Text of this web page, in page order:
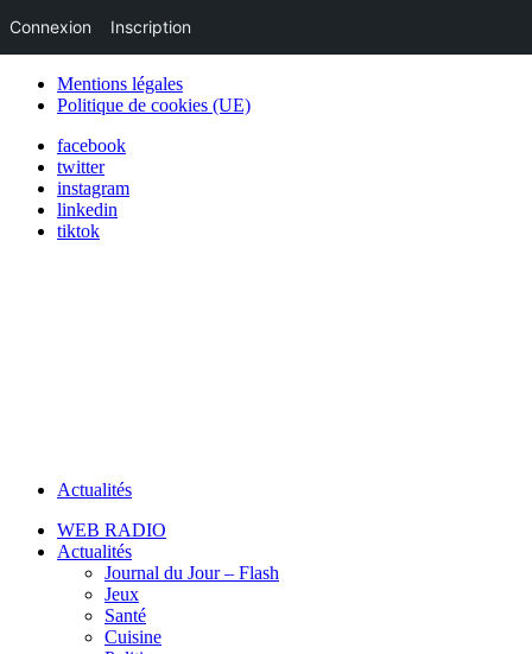
Mentions légales
Politique de cookies (UE)
facebook
twitter
instagram
linkedin
tiktok
Actualités
WEB RADIO
Actualités
Journal du Jour – Flash
Jeux
Santé
Cuisine
Connexion Inscription